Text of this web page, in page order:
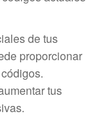
de tus
proporcionar
tus